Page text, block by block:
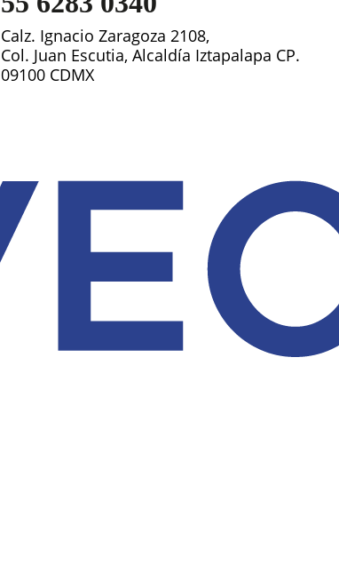
Calz. Ignacio Zaragoza 2108,
Col. Juan Escutia, Alcaldía Iztapalapa CP.
09100 CDMX